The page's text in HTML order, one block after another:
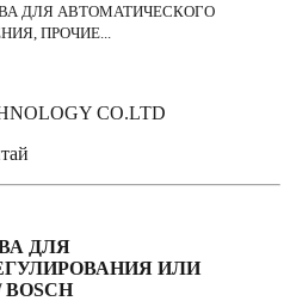
ДЛЯ АВТОМАТИЧЕСКОГО
ПРОЧИЕ...
CO.LTD
ДЛЯ
ИЛИ